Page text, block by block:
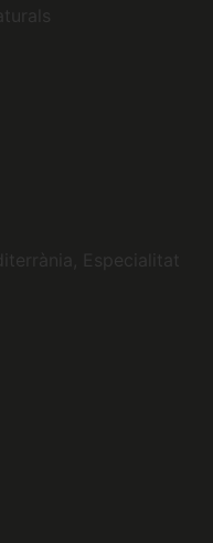
Especialitat